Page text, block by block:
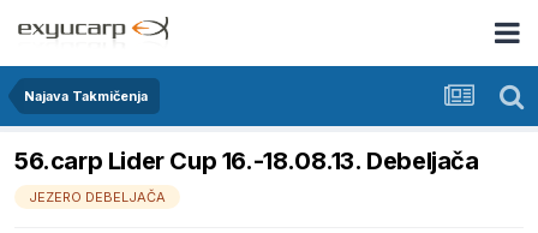
Najava Takmičenja
56.carp Lider Cup 16.-18.08.13. Debeljača
JEZERO DEBELJAČA